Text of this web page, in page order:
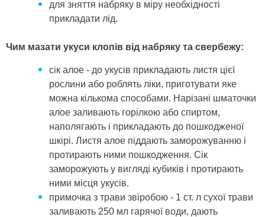
для зняття набряку в міру необхідності
прикладати лід.
Чим мазати укуси клопів від набряку та свербежу:
сік алое - до укусів прикладають листя цієї
рослини або роблять ліки, приготувати яке
можна кількома способами. Нарізані шматочки
алое заливають горілкою або спиртом,
наполягають і прикладають до пошкодженої
шкірі. Листя алое піддають заморожуванню і
протирають ними пошкодження. Сік
заморожують у вигляді кубиків і протирають
ними місця укусів.
примочка з трави звіробою - 1 ст. л сухої трави
заливають 250 мл гарячої води, дають